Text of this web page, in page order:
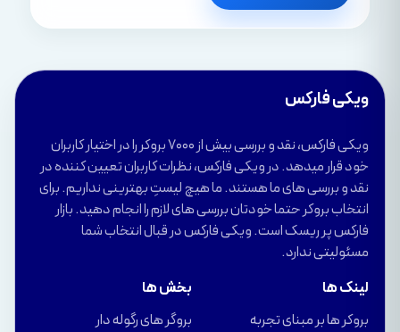
ویکی فارکس
ویکی فارکس، نقد و بررسی بیش از 7000 بروکر را در اختیار کاربران
خود قرار میدهد. در ویکی فارکس، نظرات کاربران تعیین کننده در
نقد و بررسی های ما هستند. ما هیچ لیستِ بهترینی نداریم. برای
انتخاب بروکر حتما خودتان بررسی های لازم را انجام دهید. بازار
فارکس پر ریسک است. ویکی فارکس در قبال انتخاب شما
مسئولیتی ندارد.
لینک ها
بروکر ها بر مبنای تجربه
بخش ها
بروگر های رگوله دار